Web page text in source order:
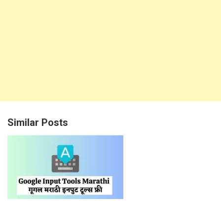
Similar Posts